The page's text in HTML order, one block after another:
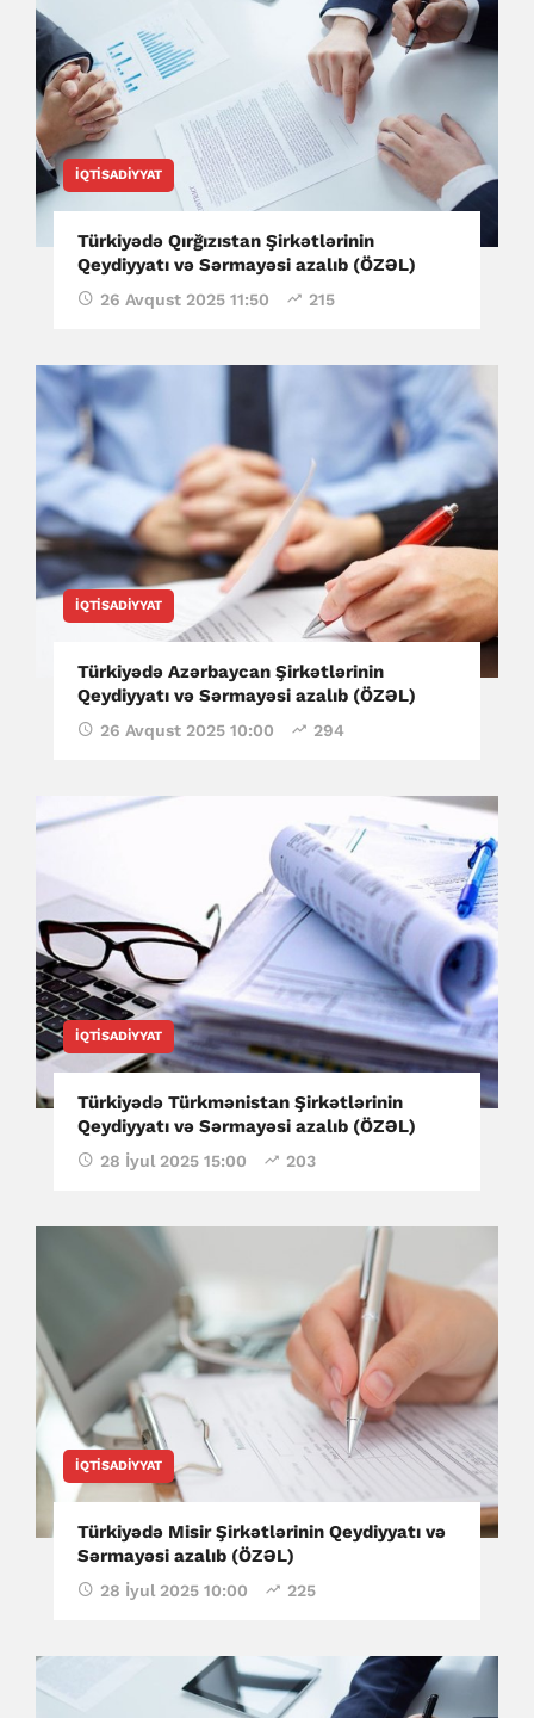
İQTISADIYYAT
Türkiyədə Qırğızıstan Şirkətlərinin
Qeydiyyatı və Sərmayəsi azalıb (ÖZƏL)
26 Avqust 2025 11:50 215
İQTISADIYYAT
Türkiyədə Azərbaycan Şirkətlərinin
Qeydiyyatı və Sərmayəsi azalıb (ÖZƏL)
26 Avqust 2025 10:00 294
İQTISADIYYAT
Türkiyədə Türkmənistan Şirkətlərinin
Qeydiyyatı və Sərmayəsi azalıb (ÖZƏL)
28 İyul 2025 15:00 203
İQTISADIYYAT
Türkiyədə Misir Şirkətlərinin Qeydiyyatı və
Sərmayəsi azalıb (ÖZƏL)
28 İyul 2025 10:00 225